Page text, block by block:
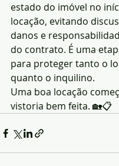
estado do imóvel no
locação, evitando
danos e
do contrato. É uma
para proteger tanto o
quanto o inquilino.
Uma boa locação
vistoria bem feita. 🏡📋